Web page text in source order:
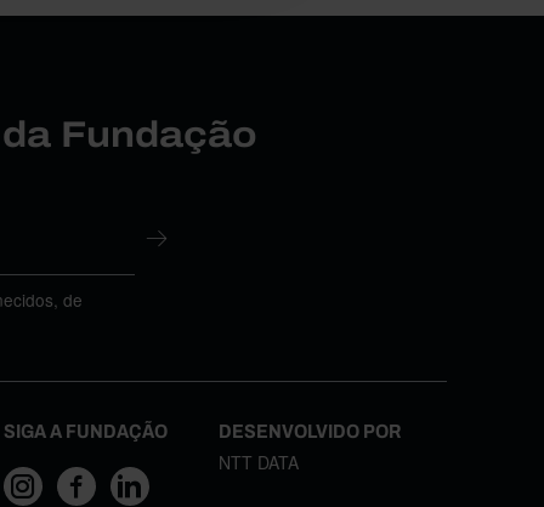
Fundação
de
SIGA A FUNDAÇÃO DESENVOLVIDO POR
NTT DATA